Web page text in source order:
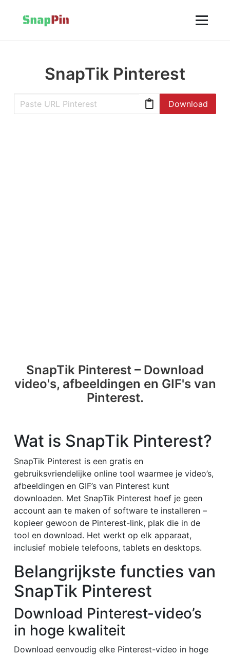
SnapTik Pinterest
Download
SnapTik Pinterest – Download
video's, afbeeldingen en GIF's van
Pinterest.
Wat is SnapTik Pinterest?
SnapTik Pinterest is een gratis en
gebruiksvriendelijke online tool waarmee je video’s,
afbeeldingen en GIF’s van Pinterest kunt
downloaden. Met SnapTik Pinterest hoef je geen
account aan te maken of software te installeren –
kopieer gewoon de Pinterest-link, plak die in de
tool en download. Het werkt op elk apparaat,
inclusief mobiele telefoons, tablets en desktops.
Belangrijkste functies van
SnapTik Pinterest
Download Pinterest-video’s
in hoge kwaliteit
Download eenvoudig elke Pinterest-video in hoge